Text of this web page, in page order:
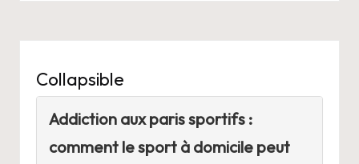
Collapsible
Addiction aux paris sportifs :
comment le sport à domicile peut